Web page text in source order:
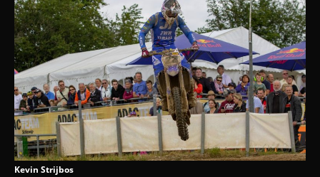
Kevin Strijbos